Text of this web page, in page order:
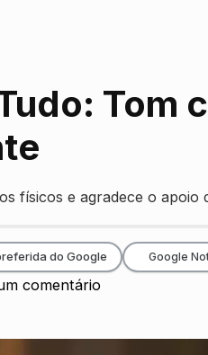
Tom
físicos e agradece o apoio
comentário
do Google Google